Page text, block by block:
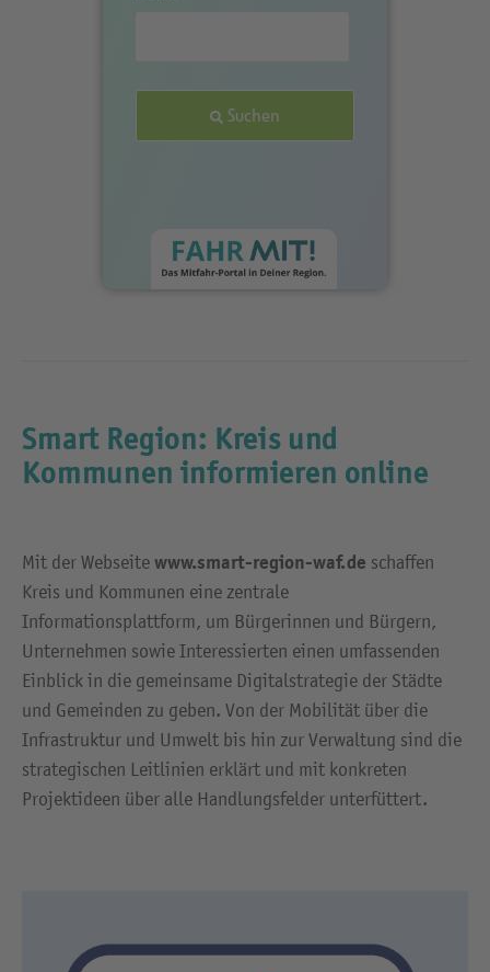
Suchen
Smart Region: Kreis und
Kommunen informieren online
Mit der Webseite www.smart-region-waf.de schaffen
Kreis und Kommunen eine zentrale
Informationsplattform, um Bürgerinnen und Bürgern,
Unternehmen sowie Interessierten einen umfassenden
Einblick in die gemeinsame Digitalstrategie der Städte
und Gemeinden zu geben. Von der Mobilität über die
Infrastruktur und Umwelt bis hin zur Verwaltung sind die
strategischen Leitlinien erklärt und mit konkreten
Projektideen über alle Handlungsfelder unterfüttert.